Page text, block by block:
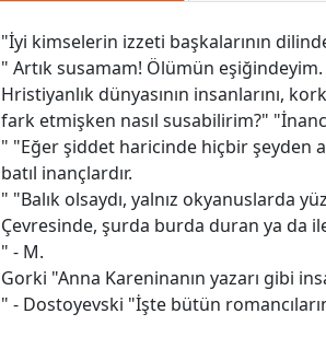
"İyi kimselerin izzeti başkalarının
" Artık susamam! Ölümün eşiğindeyim.
Hristiyanlık dünyasının insanlarını,
fark etmişken nasıl susabilirim?"
" "Eğer şiddet haricinde hiçbir şeyden
batıl inançlardır.
" "Balık olsaydı, yalnız okyanuslarda
Çevresinde, şurda burda duran ya da
" - M.
Gorki "Anna Kareninanın yazarı gibi
" - Dostoyevski "İşte bütün